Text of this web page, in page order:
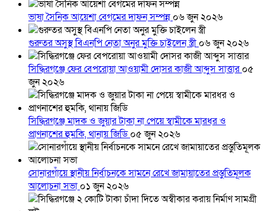
ভাষা সৈনিক আয়েশা বেগমের দাফন সম্পন্ন ০৬ জুন ২০২৬
গুরুতর অসুস্থ বিএনপি নেতা অনুর মুক্তি চাইলেন স্ত্রী০৬ জুন ২০২৬
সিদ্ধিরগঞ্জে ফের বেপরোয়া আওয়ামী দোসর কাজী আব্দুস সাত্তার০৫
জুন ২০২৬
সিদ্ধিরগঞ্জে মাদক ও জুয়ার টাকা না পেয়ে স্বামীকে মারধর ও
প্রাণনাশের হুমকি, থানায় জিডি০৫ জুন ২০২৬
সোনারগাঁয়ে স্থানীয় নির্বাচনকে সামনে রেখে জামায়াতের প্রস্তুতিমূলক
আলোচনা সভা ০১ জুন ২০২৬